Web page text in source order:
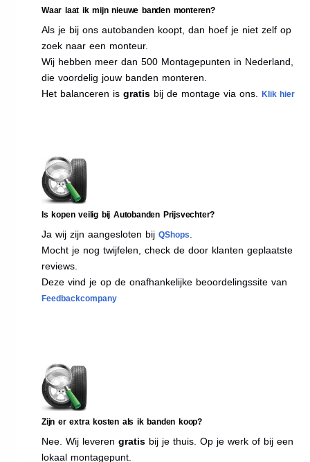
Waar laat ik mijn nieuwe banden monteren?
Als je bij ons autobanden koopt, dan hoef je niet zelf op
zoek naar een monteur.
Wij hebben meer dan 500 Montagepunten in Nederland,
die voordelig jouw banden monteren.
Het balanceren is gratis bij de montage via ons. Klik hier
Is kopen veilig bij Autobanden Prijsvechter?
Ja wij zijn aangesloten bij QShops
Mocht je nog twijfelen, check de door klanten geplaatste
reviews.
Deze vind je op de onafhankelijke beoordelingssite van
Feedbackcompany
Zijn er extra kosten als ik banden koop?
Nee. Wij leveren gratis bij je thuis. Op je werk of bij een
lokaal montagepunt.